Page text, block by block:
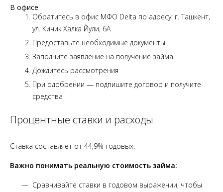
В офисе
Обратитесь в офис МФО Delta по адресу: г. Ташкент,
ул. Кичик Халка Йули, 6А
Предоставьте необходимые документы
Заполните заявление на получение займа
Дождитесь рассмотрения
При одобрении — подпишите договор и получите
средства
Процентные ставки и расходы
Ставка составляет от 44,9% годовых.
Важно понимать реальную стоимость займа:
Сравнивайте ставки в годовом выражении, чтобы